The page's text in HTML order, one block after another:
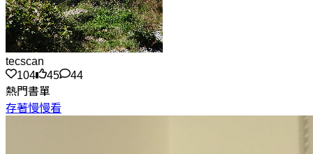
tecscan
104
45
44
熱門書單
存著慢慢看